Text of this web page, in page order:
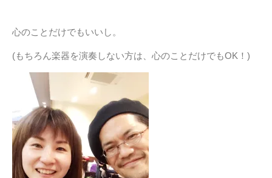
心のことだけでもいいし。
(もちろん楽器を演奏しない方は、心のことだけでもOK！)